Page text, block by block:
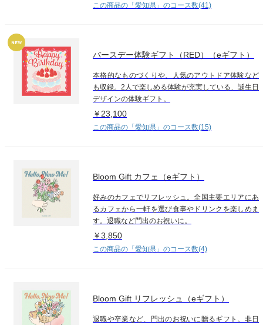
この商品の「愛知県」のコース数(41)
バースデー体験ギフト（RED）（eギフト）
本格的なものづくりや、人気のアウトドア体験など
も収録。2人で楽しめる体験が充実している、誕生日
デザインの体験ギフト。
￥23,100
この商品の「愛知県」のコース数(15)
Bloom Gift カフェ（eギフト）
好みのカフェでリフレッシュ。全国主要エリアにあ
るカフェから一軒を選び食事やドリンクを楽しめま
す。退職など門出のお祝いに。
￥3,850
この商品の「愛知県」のコース数(4)
Bloom Gift リフレッシュ（eギフト）
退職や卒業など、門出のお祝いに贈るギフト。非日